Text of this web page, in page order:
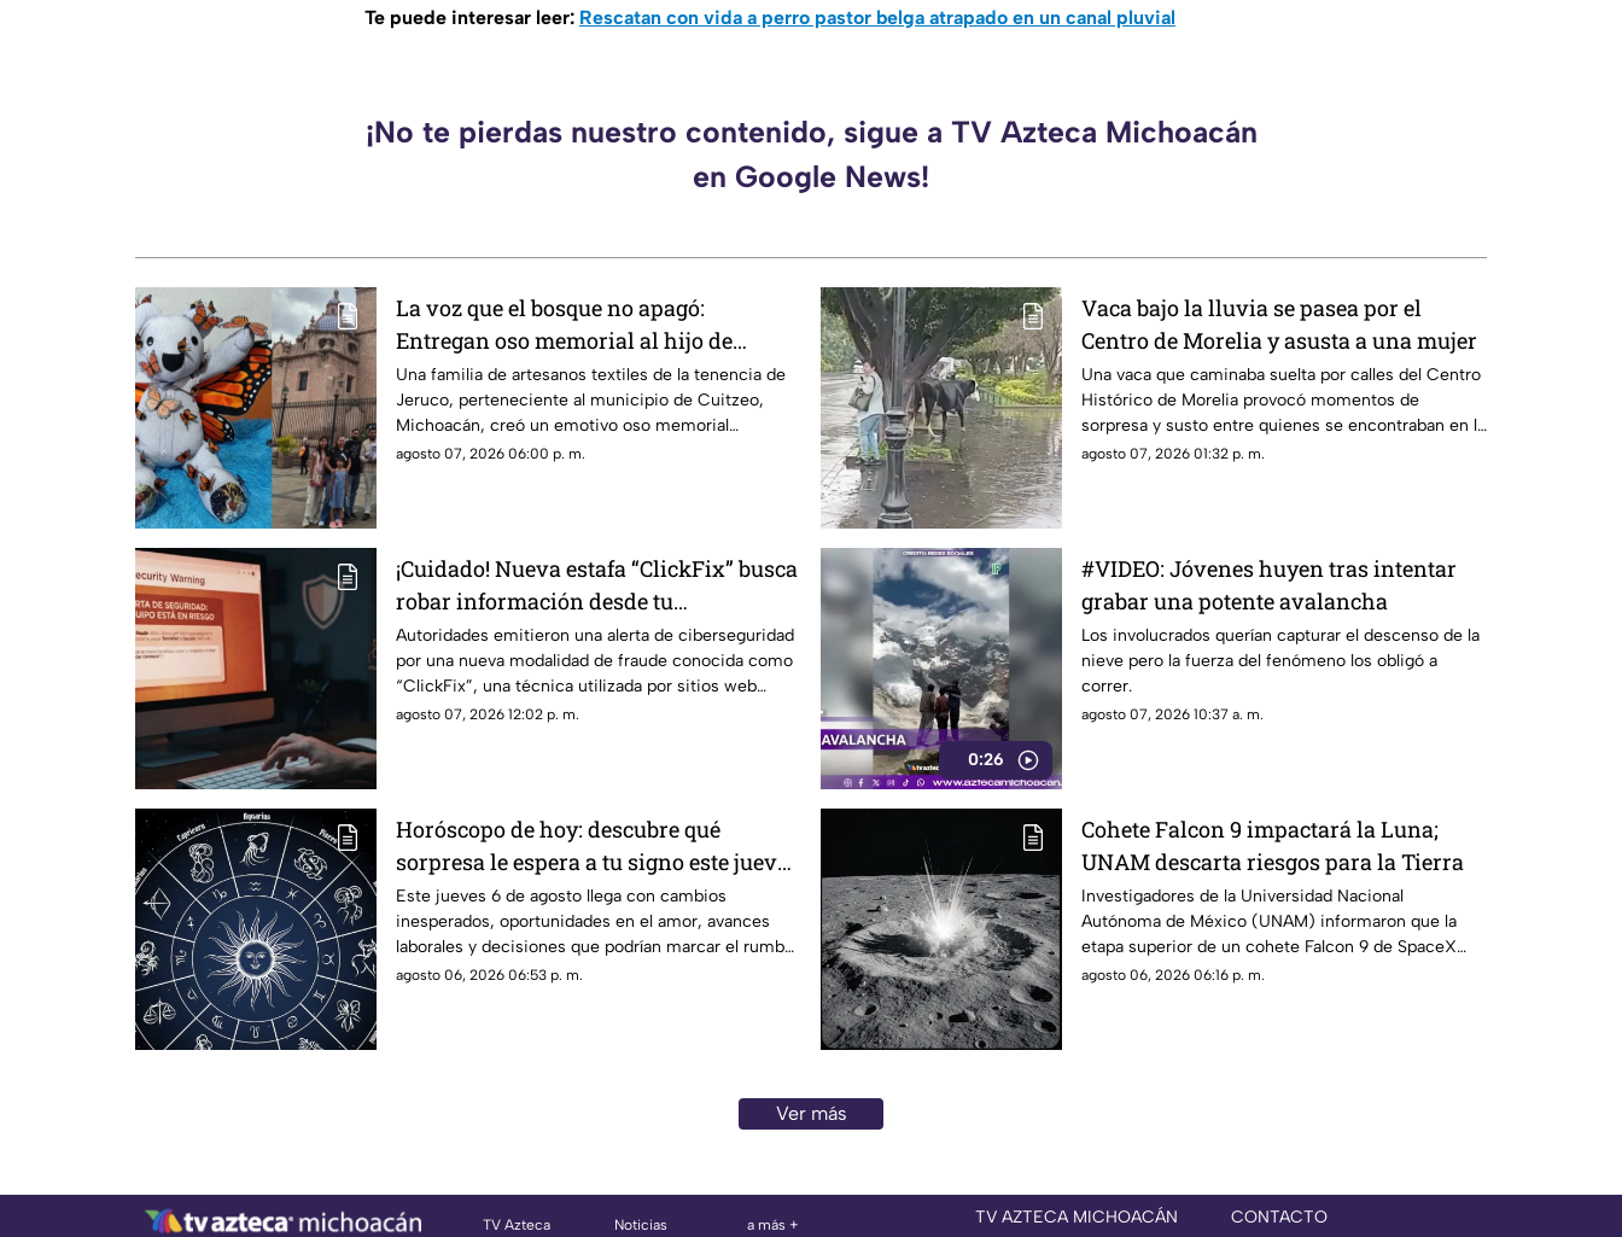
Te puede interesar leer: Rescatan con vida a perro pastor belga atrapado en un canal pluvial
¡No te pierdas nuestro contenido, sigue a TV Azteca Michoacán
en Google News!
La voz que el bosque no apagó:
Entregan oso memorial al hijo de
Homero Gómez.
Una familia de artesanos textiles de la tenencia de
Jeruco, perteneciente al municipio de Cuitzeo,
Michoacán, creó un emotivo oso memorial
dedicado a Homero Gómez González, el defensor
agosto 07, 2026 06:00 p. m.
Vaca bajo la lluvia se pasea por el
Centro de Morelia y asusta a una mujer
Una vaca que caminaba suelta por calles del Centro
Histórico de Morelia provocó momentos de
sorpresa y susto entre quienes se encontraban en la
zona, luego de que el animal apareciera sobre la
agosto 07, 2026 01:32 p. m.
¡Cuidado! Nueva estafa “ClickFix” busca
robar información desde tu
computadora
Autoridades emitieron una alerta de ciberseguridad
por una nueva modalidad de fraude conocida como
“ClickFix”, una técnica utilizada por sitios web
falsos para engañar a los usuarios y hacer que
agosto 07, 2026 12:02 p. m.
0:26
#VIDEO: Jóvenes huyen tras intentar
grabar una potente avalancha
Los involucrados querían capturar el descenso de la
nieve pero la fuerza del fenómeno los obligó a
correr.
agosto 07, 2026 10:37 a. m.
Horóscopo de hoy: descubre qué
sorpresa le espera a tu signo este jueves
6 de agosto
Este jueves 6 de agosto llega con cambios
inesperados, oportunidades en el amor, avances
laborales y decisiones que podrían marcar el rumbo
de los próximos días. Descubre qué dicen los astros
agosto 06, 2026 06:53 p. m.
Cohete Falcon 9 impactará la Luna;
UNAM descarta riesgos para la Tierra
Investigadores de la Universidad Nacional
Autónoma de México (UNAM) informaron que la
etapa superior de un cohete Falcon 9 de SpaceX
impactará contra la superficie de la Luna en los
agosto 06, 2026 06:16 p. m.
Ver más
TV Azteca Noticias a más + TV AZTECA MICHOACÁN CONTACTO